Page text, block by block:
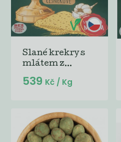
Slané krekry s
mlátem z...
539 Kč / Kg